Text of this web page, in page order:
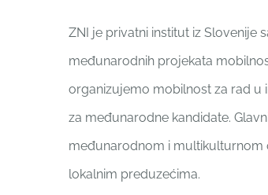
ZNI je privatni institut iz Slovenije
međunarodnih projekata
organizujemo mobilnost za rad u
za međunarodne kandidate.
međunarodnom i multikulturnom
lokalnim preduzećima.